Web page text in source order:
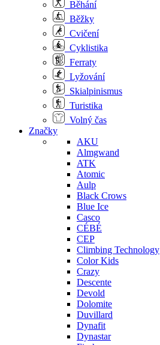
Běhání
Běžky
Cvičení
Cyklistika
Ferraty
Lyžování
Skialpinismus
Turistika
Volný čas
Značky
AKU
Almgwand
ATK
Atomic
Aulp
Black Crows
Blue Ice
Casco
CÉBÉ
CEP
Climbing Technology
Color Kids
Crazy
Descente
Devold
Dolomite
Duvillard
Dynafit
Dynastar